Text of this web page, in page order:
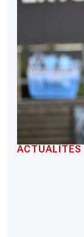
ACTUALITÉS